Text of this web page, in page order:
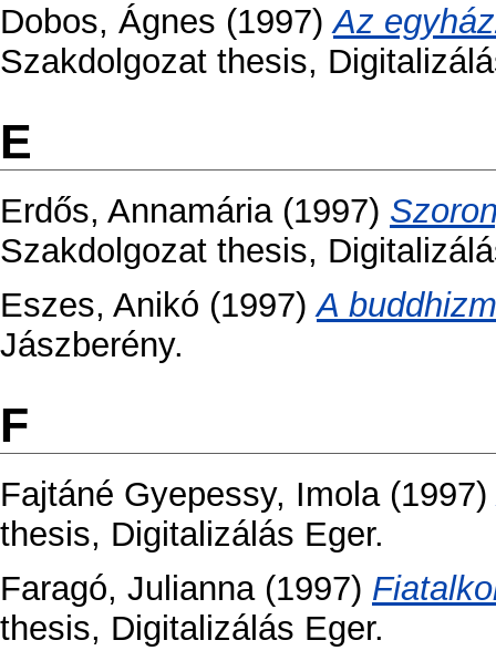
Dobos, Ágnes (1997)Az
Szakdolgozat thesis,
E
Erdős, Annamária(1997)
Szakdolgozat thesis,
Eszes, Anikó (1997)A
Jászberény.
F
Fajtáné Gyepessy, Imola(1997)
thesis, Digitalizálás Eger.
Faragó, Julianna(1997)
thesis, Digitalizálás Eger.